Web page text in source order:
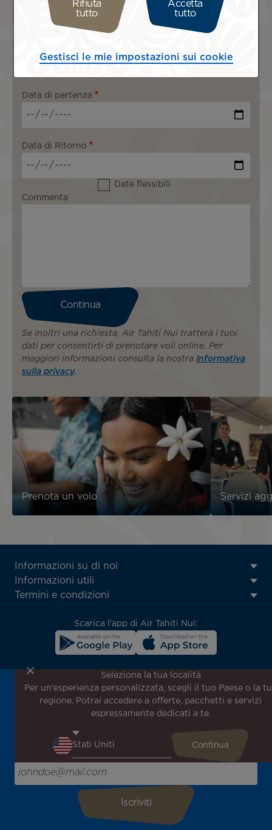
Classe di viaggio
Tahiti Nui.
Data di partenza
Data di Ritorno
Date flessibili
Commenta
Se inoltri una richiesta, Air Tahiti Nui tratterà i tuoi
dati per consentirti di prenotare voli online. Per
maggiori informazioni consulta la nostra Informativa
sulla privacy.
Prenota un volo Servizi
ATN:
Footer
menu
Informazioni su di noi
Informazioni utili
Termini e condizioni
Scarica l'app di Air Tahiti Nui:
Iscriviti alla nostra newsletter per ricevere le ultime
notizie!
Ricevi per primo tutte le nostre offerte e promozioni
per il tuo prossimo viaggio!
Inserisci la tua email qui
Seleziona la tua località
Per un'esperienza personalizzata, scegli il tuo Paese o la
regione. Potrai accedere a offerte, pacchetti e servizi
espressamente dedicati a te.
Rifiuta
tutto
Accetta
tutto
Gestisci le mie impostazioni sui cookie